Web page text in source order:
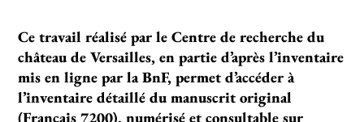
Ce tra­vail réa­lisé par le Centre de recher­che du
châ­teau de Versailles, en par­tie d’après l’inven­taire
mis en ligne par la BnF, per­met d’accé­der à
l’inventaire détaillé du manus­crit ori­gi­nal
(Français 7200), numé­risé et consul­ta­ble sur